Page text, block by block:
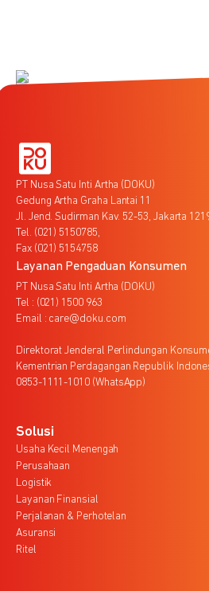
PT Nusa Satu Inti Artha (DOKU)
Gedung Artha Graha Lantai 11
Jl. Jend. Sudirman Kav. 52-53, Jakarta
Tel. (021) 5150785,
Fax (021) 5154758
Layanan Pengaduan Konsumen
PT Nusa Satu Inti Artha (DOKU)
Tel : (021) 1500 963
Email : care@doku.com
Direktorat Jenderal Perlindungan
Kementrian Perdagangan Republik
0853-1111-1010 (WhatsApp)
Solusi
Usaha Kecil Menengah
Perusahaan
Logistik
Layanan Finansial
Perjalanan & Perhotelan
Asuransi
Ritel